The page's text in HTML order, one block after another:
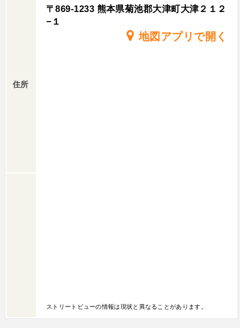
住所
〒869-1233 熊本県菊池郡大津町大津２１２
−１
地図アプリで開く
ストリートビューの情報は現状と異なることがあります。